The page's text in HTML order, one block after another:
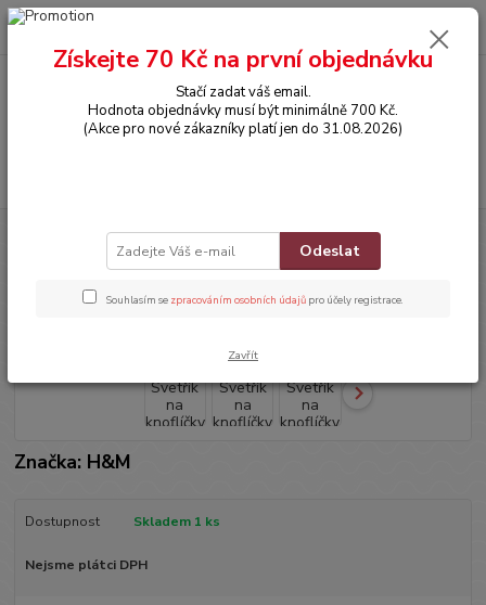
0,00 Kč
OBLEČENÍ Svetřík na knoflíčky
Svetřík na knoflíčky
Značka: H&M
Dostupnost Skladem 1 ks
Nejsme plátci DPH
Získejte 70 Kč na první objednávku
Stačí zadat váš email.
Hodnota objednávky musí být minimálně 700 Kč.
(Akce pro nové zákazníky platí jen do 31.08.2026)
Odeslat
Souhlasím se zpracováním osobních údajů pro účely registrace.
Zavřít